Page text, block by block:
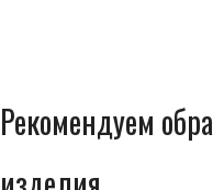
Рекомендуем